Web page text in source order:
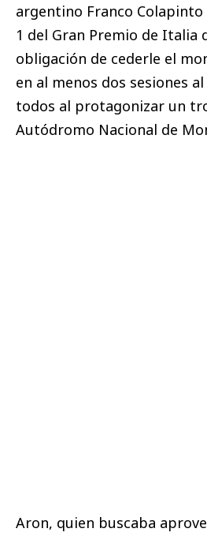
argentino Franco
1 del Gran Premio de Italia
obligación de cederle el
en al menos dos sesiones
todos al protagonizar un
Autódromo Nacional de
Aron, quien buscaba